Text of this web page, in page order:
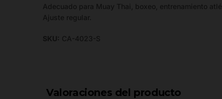
Adecuado para Muay Thai, boxeo, entrenamiento
Ajuste regular.
SKU: CA-4023-S
Valoraciones del producto